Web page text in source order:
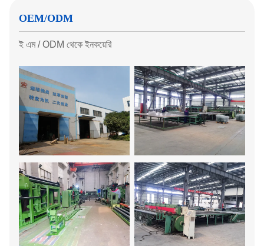
OEM/ODM
ই এম / ODM থেকে ইনকয়েরি